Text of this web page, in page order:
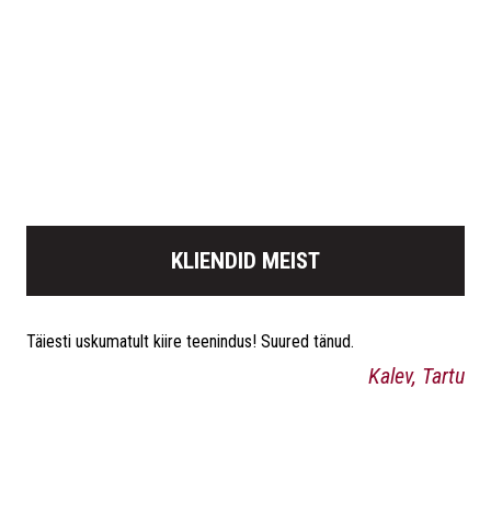
KLIENDID MEIST
Täiesti uskumatult kiire teenindus! Suured tänud.
Kalev, Tartu